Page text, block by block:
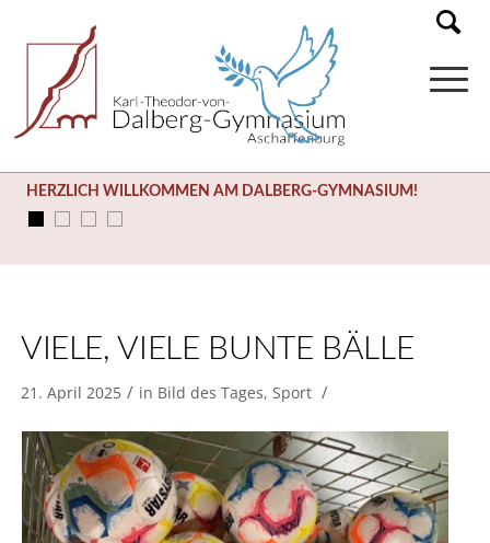
HERZLICH WILLKOMMEN AM DALBERG-GYMNASIUM!
VIELE, VIELE BUNTE BÄLLE
21. April 2025 / in Bild des Tages, Sport /